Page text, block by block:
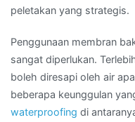
peletakan yang strategis.
Penggunaan membran
sangat diperlukan.
boleh diresapi oleh air
beberapa keunggulan
waterproofing di